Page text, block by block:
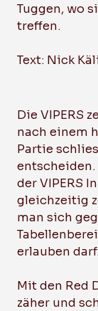
Tuggen, wo
treffen.
Text: Nick
Die VIPERS
nach einem
Partie
entscheiden.
der VIPERS
gleichzeitig
man sich
erlauben
Mit den Red
zäher und